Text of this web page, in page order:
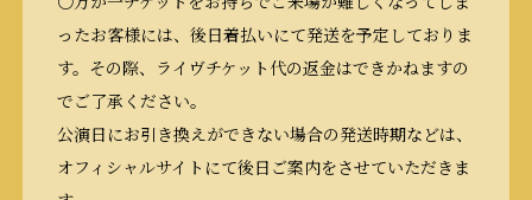
ったお客様には、後日着払いにて発送を予定しておりま
す。その際、ライヴチケット代の返金はできかねますの
でご了承ください。
公演日にお引き換えができない場合の発送時期などは、
オフィシャルサイトにて後日ご案内をさせていただきま